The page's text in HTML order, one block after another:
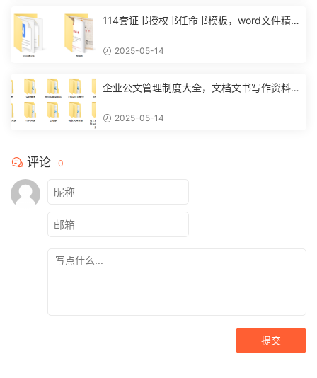
114套证书授权书任命书模板，word文件精
2025-05-14
企业公文管理制度大全，文档文书写作资料
2025-05-14
评论 0
提交